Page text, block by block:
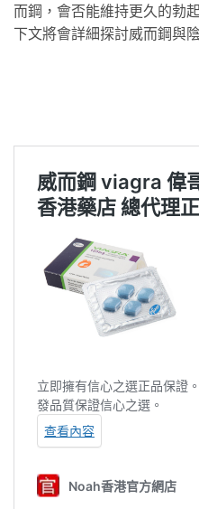
而鋼，會否能維持更久的勃
下文將會詳細探討威而鋼與